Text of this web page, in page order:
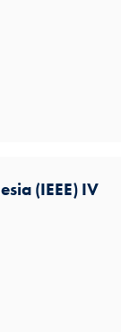
(IEEE) IV